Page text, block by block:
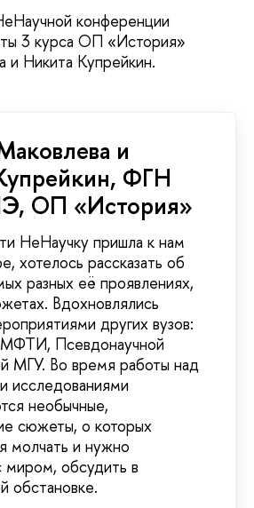
конференции
3 курса ОП «История»
и Никита Купрейкин.
и
ФГН
ОП «История»
НеНаучку пришла к нам
хотелось рассказать об
разных её проявлениях,
Вдохновлялись
других вузов:
МФТИ, Псевдонаучной
МГУ. Во время работы над
исследованиями
необычные,
сюжеты, о которых
молчать и нужно
миром, обсудить в
обстановке.